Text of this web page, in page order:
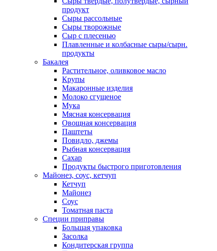
продукт
Сыры рассольные
Сыры творожные
Сыр с плесенью
Плавленные и колбасные сыры/сырн.
продукты
Бакалея
Растительное, оливковое масло
Крупы
Макаронные изделия
Молоко сгущеное
Мука
Мясная консервация
Овощная консервация
Паштеты
Повидло, джемы
Рыбная консервация
Сахар
Продукты быстрого приготовления
Майонез, соус, кетчуп
Кетчуп
Майонез
Соус
Томатная паста
Специи приправы
Большая упаковка
Засолка
Кондитерская группа